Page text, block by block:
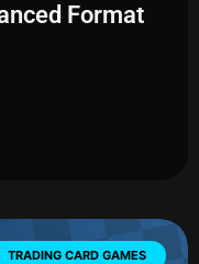
Format
TRADING CARD GAMES